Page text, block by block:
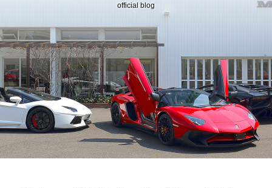
Factory
自社工場 サービス案内
Official Blog
公式ブログ
Company info.
会社案内
official blog